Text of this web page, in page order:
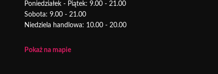
Poniedziałek - Piątek: 9.00 - 21.00
Sobota: 9.00 - 21.00
Niedziela handlowa: 10.00 - 20.00
Pokaż na mapie